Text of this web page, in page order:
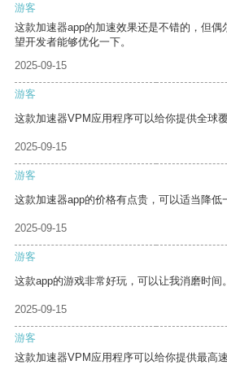
游客
这款加速器app的加速效果还是不错的，但
望开发者能够优化一下。
2025-09-15
游客
这款加速器VPM应用程序可以给你提供全球
2025-09-15
游客
这款加速器app的价格有点贵，可以适当降低
2025-09-15
游客
这款app的游戏非常好玩，可以让我消磨时间。
2025-09-15
游客
这款加速器VPM应用程序可以给你提供最高